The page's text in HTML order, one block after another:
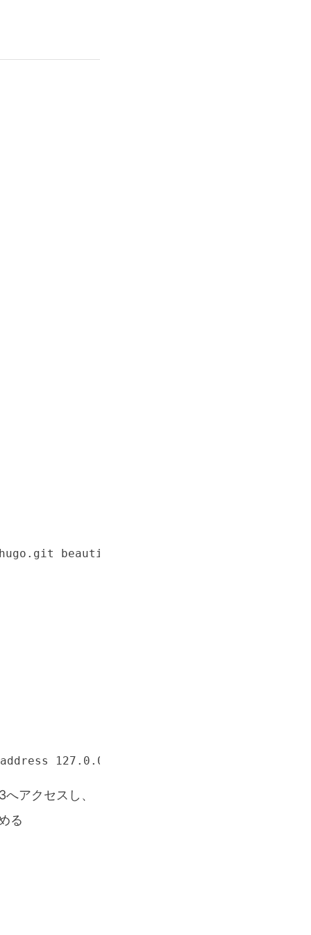
beautifulhugo
127.0.0.1)
アクセスし、
る